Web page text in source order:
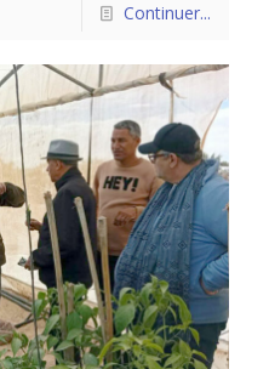
Continuer...